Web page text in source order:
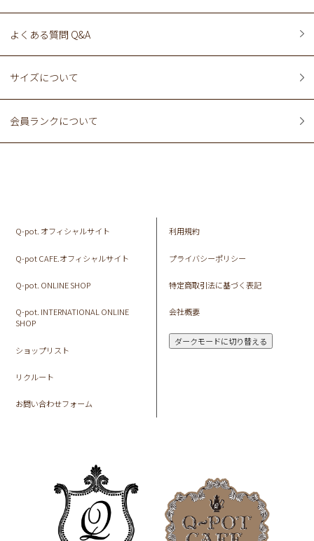
よくある質問 Q&A
サイズについて
会員ランクについて
Q-pot. オフィシャルサイト
Q-pot CAFE.オフィシャルサイト
Q-pot. ONLINE SHOP
Q-pot. INTERNATIONAL ONLINE
SHOP
ショップリスト
リクルート
お問い合わせフォーム
利用規約
プライバシーポリシー
特定商取引法に基づく表記
会社概要
ダークモードに切り替える